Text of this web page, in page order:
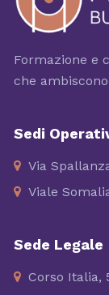
Formazione e
che
Sedi
Via
Viale
Sede Legale
Corso Italia,